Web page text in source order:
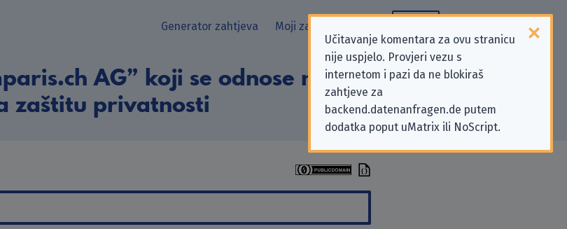
Učitavanje komentara za ovu stranicu
nije uspjelo. Provjeri vezu s
internetom i pazi da ne blokiraš
zahtjeve za
backend.datenanfragen.de putem
dodatka poput uMatrix ili NoScript.
Generator zahtjeva Moji zahtjevi
AG” koji se odnose na zahtjeve
zaštitu privatnosti